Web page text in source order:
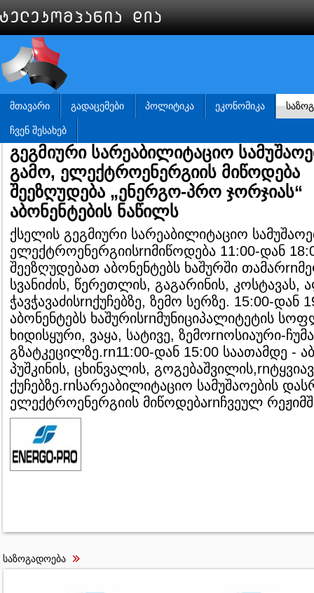
ᲛᲗᲐᲕᲐᲠᲘ ᲒᲐᲓᲐᲪᲔᲛᲔᲑᲘ ᲞᲝᲚᲘᲢᲘᲙᲐ ᲔᲙᲝᲜᲝᲛᲘᲙᲐ
ᲩᲕᲔᲜ ᲨᲔᲡᲐᲮᲔᲑ
გეგმიური სარეაბილიტაციო
გამო, ელექტროენერგიის მიწოდება
შეეზღუდება „ენერგო-პრო ჯორჯიას“
აბონენტების ნაწილს
ქსელის გეგმიური სარეაბილიტაციო
ელექტროენერგიისrnმიწოდება 11:00-დან
შეეზღუდებათ აბონენტებს ხაშურში
სვანიძის, წერეთლის, გაგარინის, კოსტავას,
ჭავჭავაძისrnქუჩებზე, ზემო სერზე. 15:00-დან
აბონენტებს ხაშურისrnმუნიციპალიტეტის
ხიდისყური, ვაყა, სატივე, ზემოrnოსიაური-
გზატკეცილზე.rn11:00-დან 15:00 საათამდე -
პუშკინის, ცხინვალის,
ქუჩებზე.rnსარეაბილიტაციო სამუშაოების
ელექტროენერგიის მიწოდებაrnჩვეულ
საზოგადოება